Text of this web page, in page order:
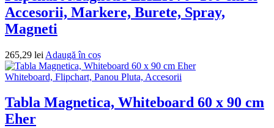
Accesorii, Markere, Burete, Spray,
Magneti
265,29 lei Adaugă în coș
Whiteboard, Flipchart, Panou Pluta, Accesorii
Tabla Magnetica, Whiteboard 60 x 90 cm
Eher